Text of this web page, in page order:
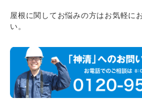
屋根に関してお悩みの方はお気軽に
い。